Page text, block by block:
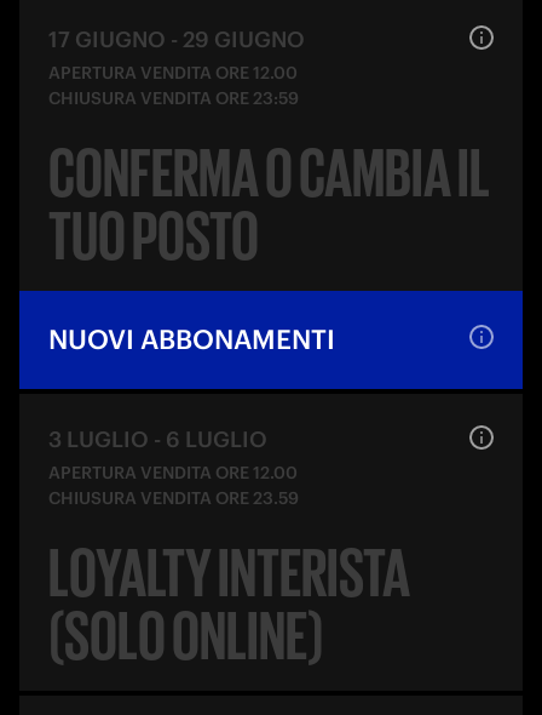
17 GIUGNO - 29 GIUGNO
APERTURA VENDITA ORE 12.00
CHIUSURA VENDITA ORE 23:59
CONFERMA O CAMBIA IL
TUO POSTO
NUOVI ABBONAMENTI
3 LUGLIO - 6 LUGLIO
APERTURA VENDITA ORE 12.00
CHIUSURA VENDITA ORE 23.59
LOYALTY INTERISTA
(SOLO ONLINE)